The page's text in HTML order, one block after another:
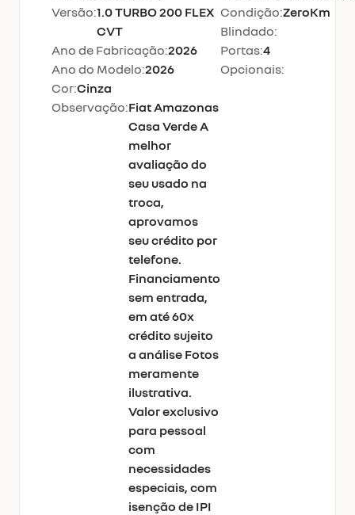
Versão:1.0 TURBO 200 FLEX
CVT
Ano de Fabricação:2026
Ano do Modelo:2026
Cor:Cinza
Observação:Fiat Amazonas
Casa Verde A
melhor
avaliação do
seu usado na
troca,
aprovamos
seu crédito por
telefone.
Financiamento
sem entrada,
em até 60x
crédito sujeito
a análise Fotos
meramente
ilustrativa.
Valor exclusivo
para pessoal
com
necessidades
especiais, com
isenção de IPI
Condição:ZeroKm
Blindado:
Portas:4
Opcionais: